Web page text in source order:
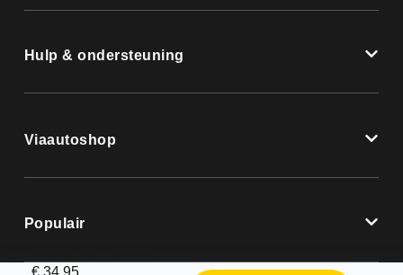
Hulp & ondersteuning
Viaautoshop
Populair
€ 34,95